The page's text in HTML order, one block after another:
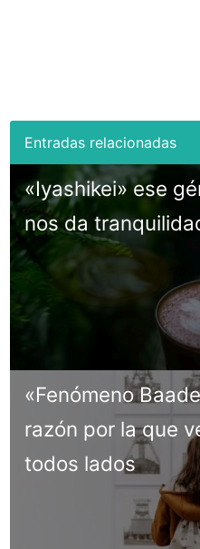
«Iyashikei» ese
nos da
«Fenómeno
razón por la que
todos lados